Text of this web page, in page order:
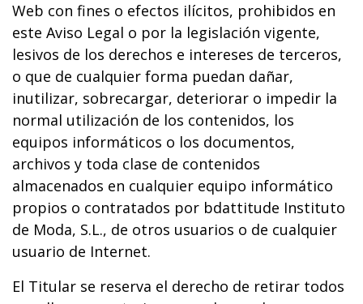
Web con fines o efectos ilícitos, prohibidos en
este Aviso Legal o por la legislación vigente,
lesivos de los derechos e intereses de terceros,
o que de cualquier forma puedan dañar,
inutilizar, sobrecargar, deteriorar o impedir la
normal utilización de los contenidos, los
equipos informáticos o los documentos,
archivos y toda clase de contenidos
almacenados en cualquier equipo informático
propios o contratados por bdattitude Instituto
de Moda, S.L., de otros usuarios o de cualquier
usuario de Internet.
El Titular se reserva el derecho de retirar todos